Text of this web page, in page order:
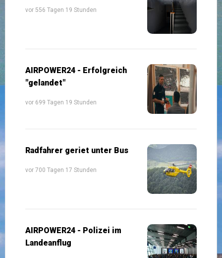
vor 556 Tagen 19 Stunden
AIRPOWER24 - Erfolgreich
"gelandet"
vor 699 Tagen 19 Stunden
Radfahrer geriet unter Bus
vor 700 Tagen 17 Stunden
AIRPOWER24 - Polizei im
Landeanflug